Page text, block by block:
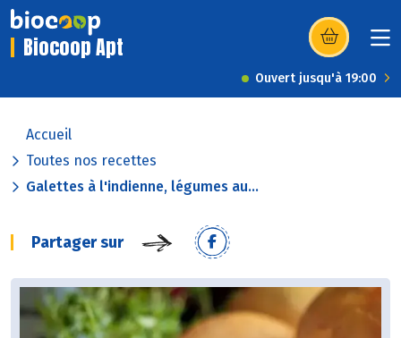
Biocoop Apt (s’ouvre dans
Ouvert jusqu'à 19:00
Accueil
Toutes nos recettes
Galettes à l'indienne, légumes au...
Partager sur